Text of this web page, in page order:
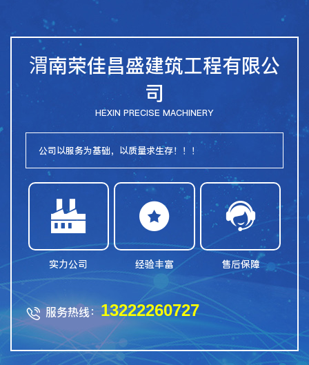
渭南荣佳昌盛建筑工程有限公
司
HEXIN PRECISE MACHINERY
公司以服务为基础，以质量求生存！！！

实力公司

经验丰富

售后保障
 服务热线：13222260727